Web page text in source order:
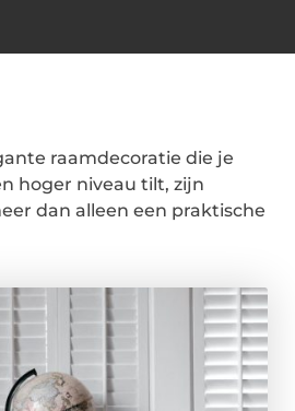
raamdecoratie die je
hoger niveau tilt, zijn
dan alleen een praktische